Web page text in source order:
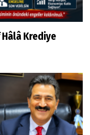
Hâlâ Krediye